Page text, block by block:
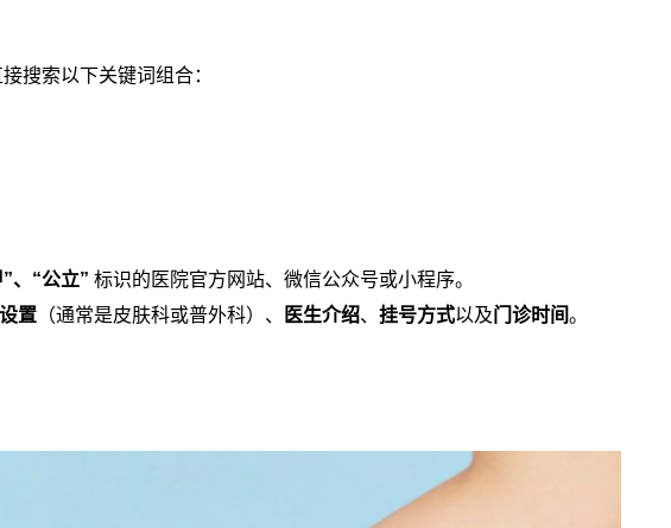
接搜索以下关键词组合：
、“公立” 标识的医院官方网站、微信公众号或小程序。
置 （通常是皮肤科或普外科）、 医生介绍、 挂号方式以及门诊时间。